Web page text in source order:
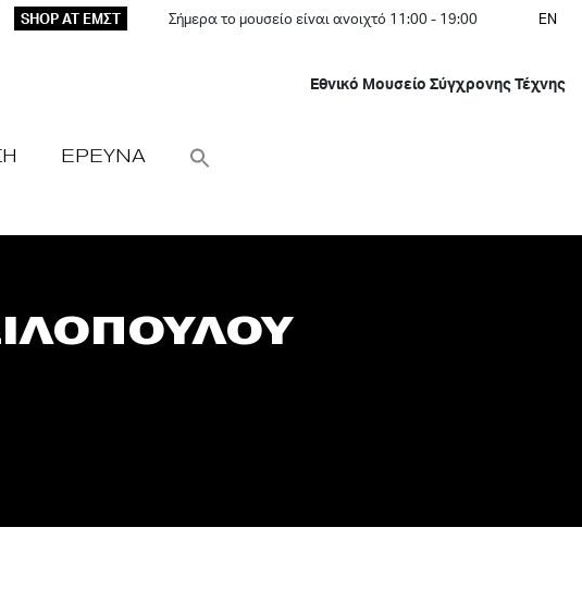
SHOP AT ΕΜΣΤ Σήμερα το μουσείο είναι ανοιχτό 11:00 - 19:00 EN
Εθνικό Μουσείο Σύγχρονης Τέχνης
ΕΡΕΥΝΑ